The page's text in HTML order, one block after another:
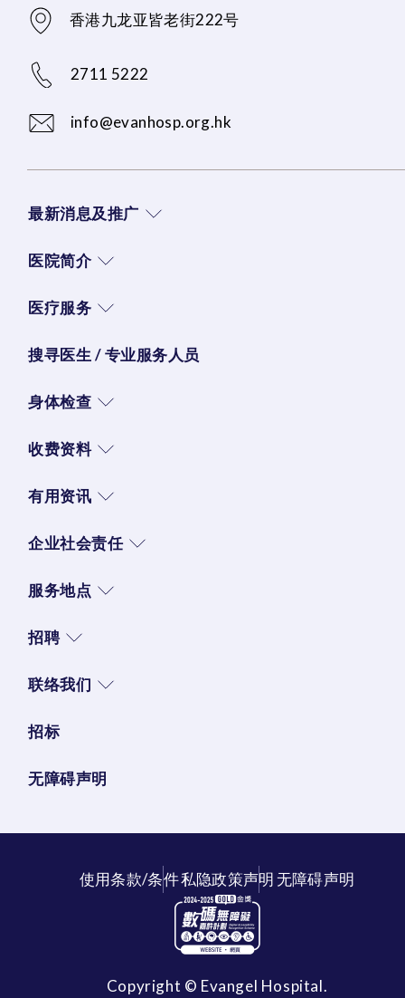
香港九龙亚皆老街222号
2711 5222
info@evanhosp.org.hk
最新消息及推广
医院简介
医疗服务
搜寻医生 / 专业服务人员
身体检查
收费资料
有用资讯
企业社会责任
服务地点
招聘
联络我们
招标
无障碍声明
使用条款/条件私隐政策声明无障碍声明
Copyright © Evangel Hospital.